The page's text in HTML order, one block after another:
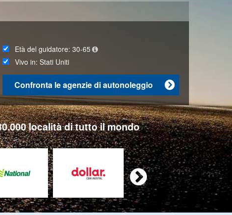
Età del guidatore:30-65
Vivo in:Stati Uniti

Confronta le agenzie di autonoleggio
località di tutto il mondo
